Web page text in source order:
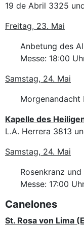
19 de Abril 3325
Freitag, 23. Mai
Anbetung des
Messe: 18:00
Samstag, 24. Mai
Morgenandacht
Kapelle des
L.A. Herrera 3813
Samstag, 24. Mai
Rosenkranz
Messe: 17:00
Canelones
St. Rosa von Lima